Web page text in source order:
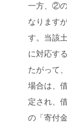
一方、②
なります
す。当該
に対応す
たがって
場合は、
定され、
の「寄付